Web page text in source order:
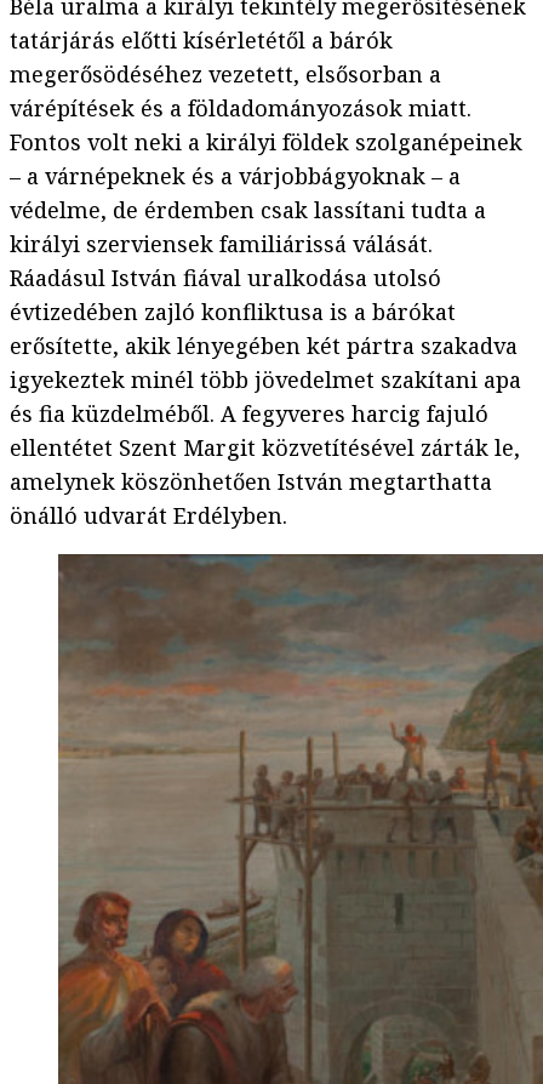
Béla uralma a királyi tekintély megerősítésének
tatárjárás előtti kísérletétől a bárók
megerősödéséhez vezetett, elsősorban a
várépítések és a földadományozások miatt.
Fontos volt neki a királyi földek szolganépeinek
– a várnépeknek és a várjobbágyoknak – a
védelme, de érdemben csak lassítani tudta a
királyi szerviensek familiárissá válását.
Ráadásul István fiával uralkodása utolsó
évtizedében zajló konfliktusa is a bárókat
erősítette, akik lényegében két pártra szakadva
igyekeztek minél több jövedelmet szakítani apa
és fia küzdelméből. A fegyveres harcig fajuló
ellentétet Szent Margit közvetítésével zárták le,
amelynek köszönhetően István megtarthatta
önálló udvarát Erdélyben.